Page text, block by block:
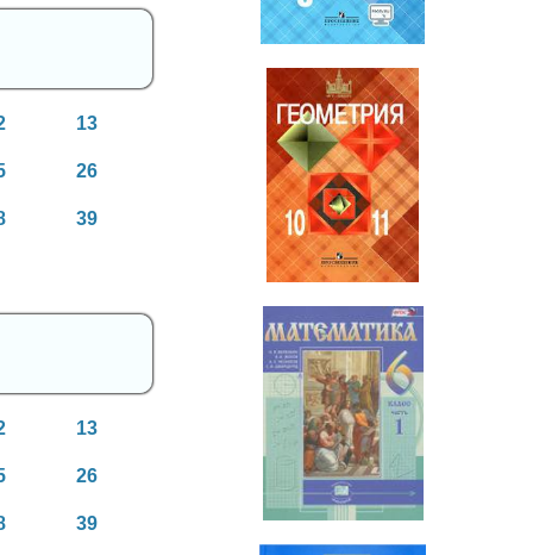
13
26
39
13
26
39
Геометрия
10-11 класс
Математика
6 класс